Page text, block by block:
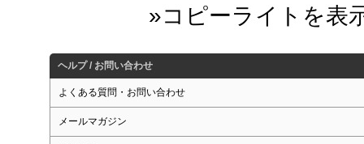
ヘルプ / お問い合わせ
よくある質問・お問い合わせ
メールマガジン